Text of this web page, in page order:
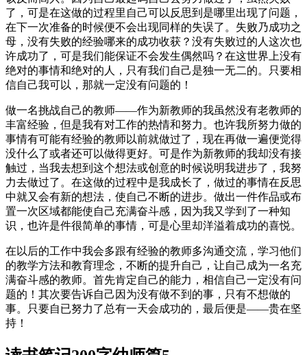
了，可是在这做的过程里自己可以反思到是哪里出现了问题，
在下一次准备的时候便不会出现同样的失误了。失败乃成功之
母，没有失败的经验哪来的成功收获？没有失败过的人这次也
许成功了，可是我们能保证不会发生偶然吗？在这世界上没有
绝对的事情和绝对的人，只有我们自己是独一无二的。只要相
信自己我可以，那就一定没有问题的！
做一名挑战自己的教师——作为新教师的我虽然没有老教师的
丰富经验，但是我有对工作的热情和努力。也许我所努力做的
事情有可能有经验的教师以前就做过了，现在再做一遍便觉得
没什么了或者还可以做得更好。可是作为新教师的我却没有接
触过，当我去想到这个想法或创意的时候说明我进步了，我努
力去做过了。在这做的过程中是我成长了，做过的事情在反思
中就又会有新的想法，使自己不断的进步。做出一件作品或布
置一次区域都能使自己充满奋斗感，因为我又学到了一种知
识，也许是件很简单的事情，可是心里却洋溢着成功的喜悦。
在以后的工作中我会多跟有经验的教师多沟通交流，学习他们
的教学方法和教育理念，不断的提升自己，让自己成为一名充
满奋斗感的教师。首先肯定自己的能力，相信自己一定没有问
题的！其次要告诉自己因为没有做不到的事，只有不想做的
事。只要自已努力了总有一天会成功的，最后便是——贵在坚
持！